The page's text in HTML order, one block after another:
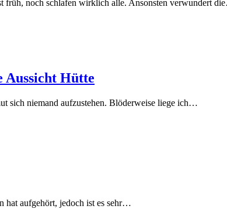
früh, noch schlafen wirklich alle. Ansonsten verwundert
Aussicht Hütte
sich niemand aufzustehen. Blöderweise liege ich…
hat aufgehört, jedoch ist es sehr…